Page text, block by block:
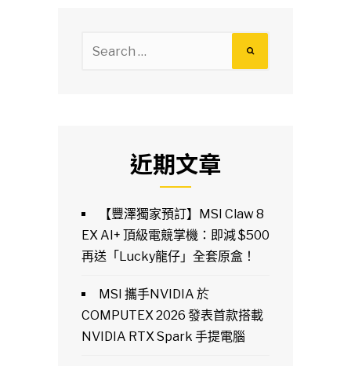
近期文章
【豐澤獨家預訂】MSI Claw 8
EX AI+ 頂級電競掌機：即減 $500
再送「Lucky龍仔」全套原盒！
MSI 攜手NVIDIA 於
COMPUTEX 2026 發表首款搭載
NVIDIA RTX Spark 手提電腦